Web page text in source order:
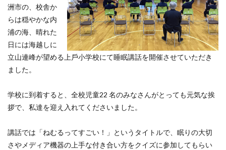
洲市の、校舎か
らは穏やかな内
浦の海、晴れた
日には海越しに
立山連峰が望める上⼾⼩学校にて睡眠講話を開催させていただき
ました。
学校に到着すると、全校児童22 名のみなさんがとっても元気な挨
拶で、私達を迎え入れてくださいました。
講話では「ねむるってすごい！」というタイトルで、眠りの大切
さやメディア機器の上手な付き合い方をクイズに参加してもらい